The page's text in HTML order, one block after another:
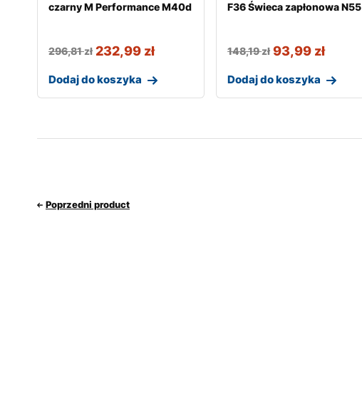
czarny M Performance M40d
296,81zł 232,99 zł
Dodaj do koszyka
F36 Świeca zapłonowa N55
148,19zł 93,99 zł
Dodaj do koszyka
Poprzedni product